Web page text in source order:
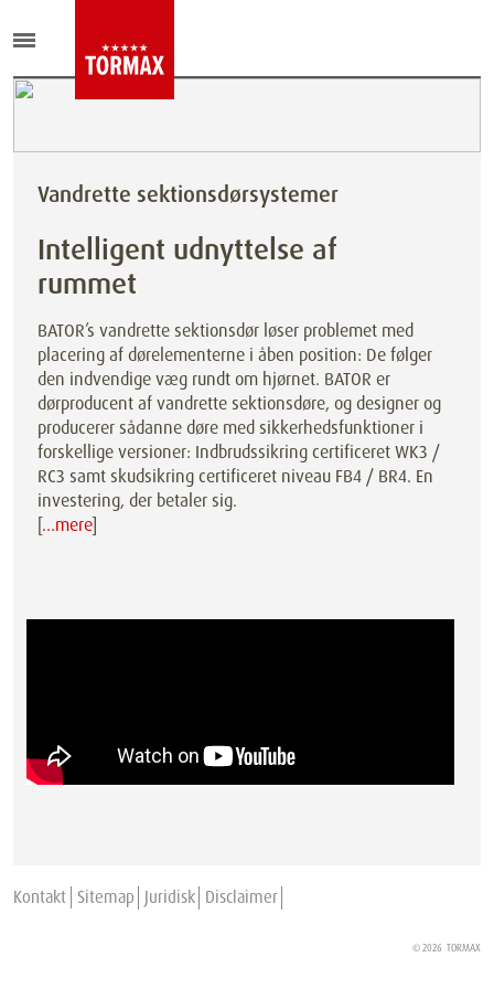
Vandrette sektionsdørsystemer
Intelligent udnyttelse af
rummet
BATOR’s vandrette sektionsdør løser problemet med
placering af dørelementerne i åben position: De følger
den indvendige væg rundt om hjørnet. BATOR er
dørproducent af vandrette sektionsdøre, og designer og
producerer sådanne døre med sikkerhedsfunktioner i
forskellige versioner: Indbrudssikring certificeret WK3 /
RC3 samt skudsikring certificeret niveau FB4 / BR4. En
investering, der betaler sig.
[…mere]
Kontakt Sitemap Juridisk Disclaimer
© 2026 TORMAX